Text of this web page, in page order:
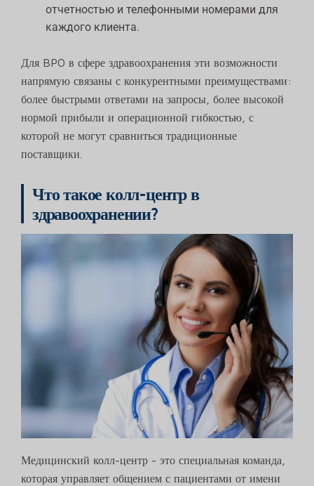
отчетностью и телефонными номерами для
каждого клиента.
Для BPO в сфере здравоохранения эти возможности
напрямую связаны с конкурентными преимуществами:
более быстрыми ответами на запросы, более высокой
нормой прибыли и операционной гибкостью, с
которой не могут сравниться традиционные
поставщики.
Что такое колл-центр в
здравоохранении?
Медицинский колл-центр - это специальная команда,
которая управляет общением с пациентами от имени